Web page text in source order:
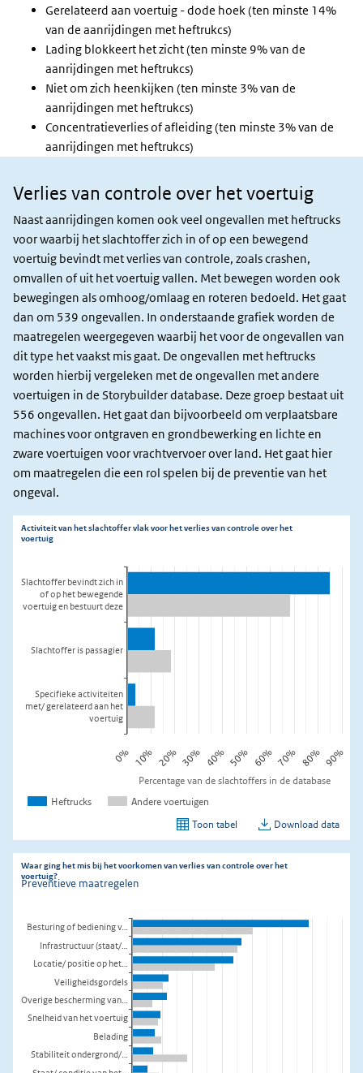
Gerelateerd aan voertuig - dode hoek (ten minste 14%
van de aanrijdingen met heftrukcs)
Lading blokkeert het zicht (ten minste 9% van de
aanrijdingen met heftrukcs)
Niet om zich heenkijken (ten minste 3% van de
aanrijdingen met heftrukcs)
Concentratieverlies of afleiding (ten minste 3% van de
aanrijdingen met heftrukcs)
Verlies
van
controle
Verlies van controle over het voertuig
Naast aanrijdingen komen ook veel ongevallen met heftrucks
voor waarbij het slachtoffer zich in of op een bewegend
voertuig bevindt met verlies van controle, zoals crashen,
omvallen of uit het voertuig vallen. Met bewegen worden ook
bewegingen als omhoog/omlaag en roteren bedoeld. Het gaat
dan om 539 ongevallen. In onderstaande grafiek worden de
maatregelen weergegeven waarbij het voor de ongevallen van
dit type het vaakst mis gaat. De ongevallen met heftrucks
worden hierbij vergeleken met de ongevallen met andere
voertuigen in de Storybuilder database. Deze groep bestaat uit
556 ongevallen. Het gaat dan bijvoorbeeld om verplaatsbare
machines voor ontgraven en grondbewerking en lichte en
zware voertuigen voor vrachtvervoer over land. Het gaat hier
om maatregelen die een rol spelen bij de preventie van het
ongeval.